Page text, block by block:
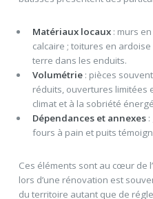
Matériaux locaux: murs
calcaire ; toitures en
terre dans les enduits.
Volumétrie: pièces
réduits, ouvertures limitées
climat et à la sobriété
Dépendances et annexes:
fours à pain et puits
Ces éléments sont au cœur de
lors d’une rénovation est
du territoire autant que de